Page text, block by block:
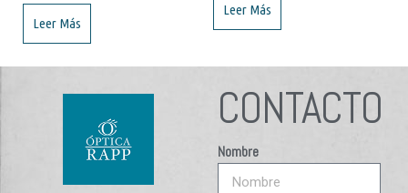
Leer Más
Leer Más
CONTACTO
Nombre